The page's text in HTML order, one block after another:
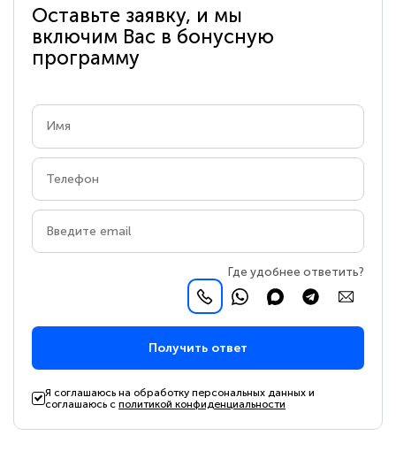
Оставьте заявку, и мы
включим Вас в бонусную
программу
Где удобнее ответить?
Получить ответ
Я соглашаюсь на обработку персональных данных и
соглашаюсь сполитикой конфиденциальности